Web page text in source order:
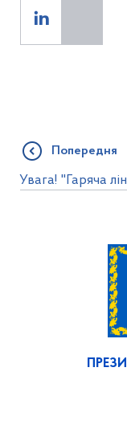
Попередня
Увага! "Гаряча